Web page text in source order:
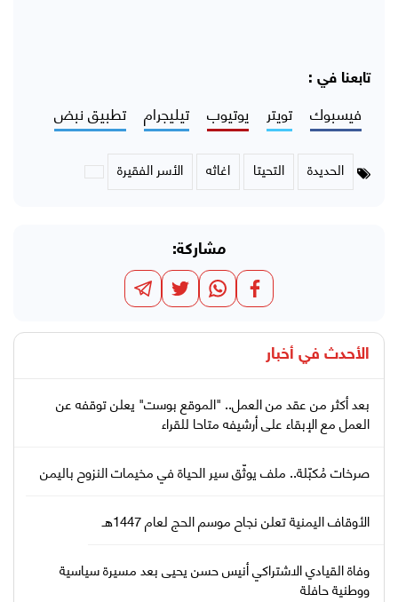
تابعنا في :
فيسبوك تويتر يوتيوب تيليجرام تطبيق نبض
الحديدة التحيتا اغاثه الأسر الفقيرة
مشاركة:
الأحدث في أخبار
بعد أكثر من عقد من العمل.. "الموقع بوست" يعلن توقفه عن
العمل مع الإبقاء على أرشيفه متاحا للقراء
صرخات مُكبّلة.. ملف يوثّق سير الحياة في مخيمات النزوح باليمن
الأوقاف اليمنية تعلن نجاح موسم الحج لعام 1447هـ
وفاة القيادي الاشتراكي أنيس حسن يحيى بعد مسيرة سياسية
ووطنية حافلة